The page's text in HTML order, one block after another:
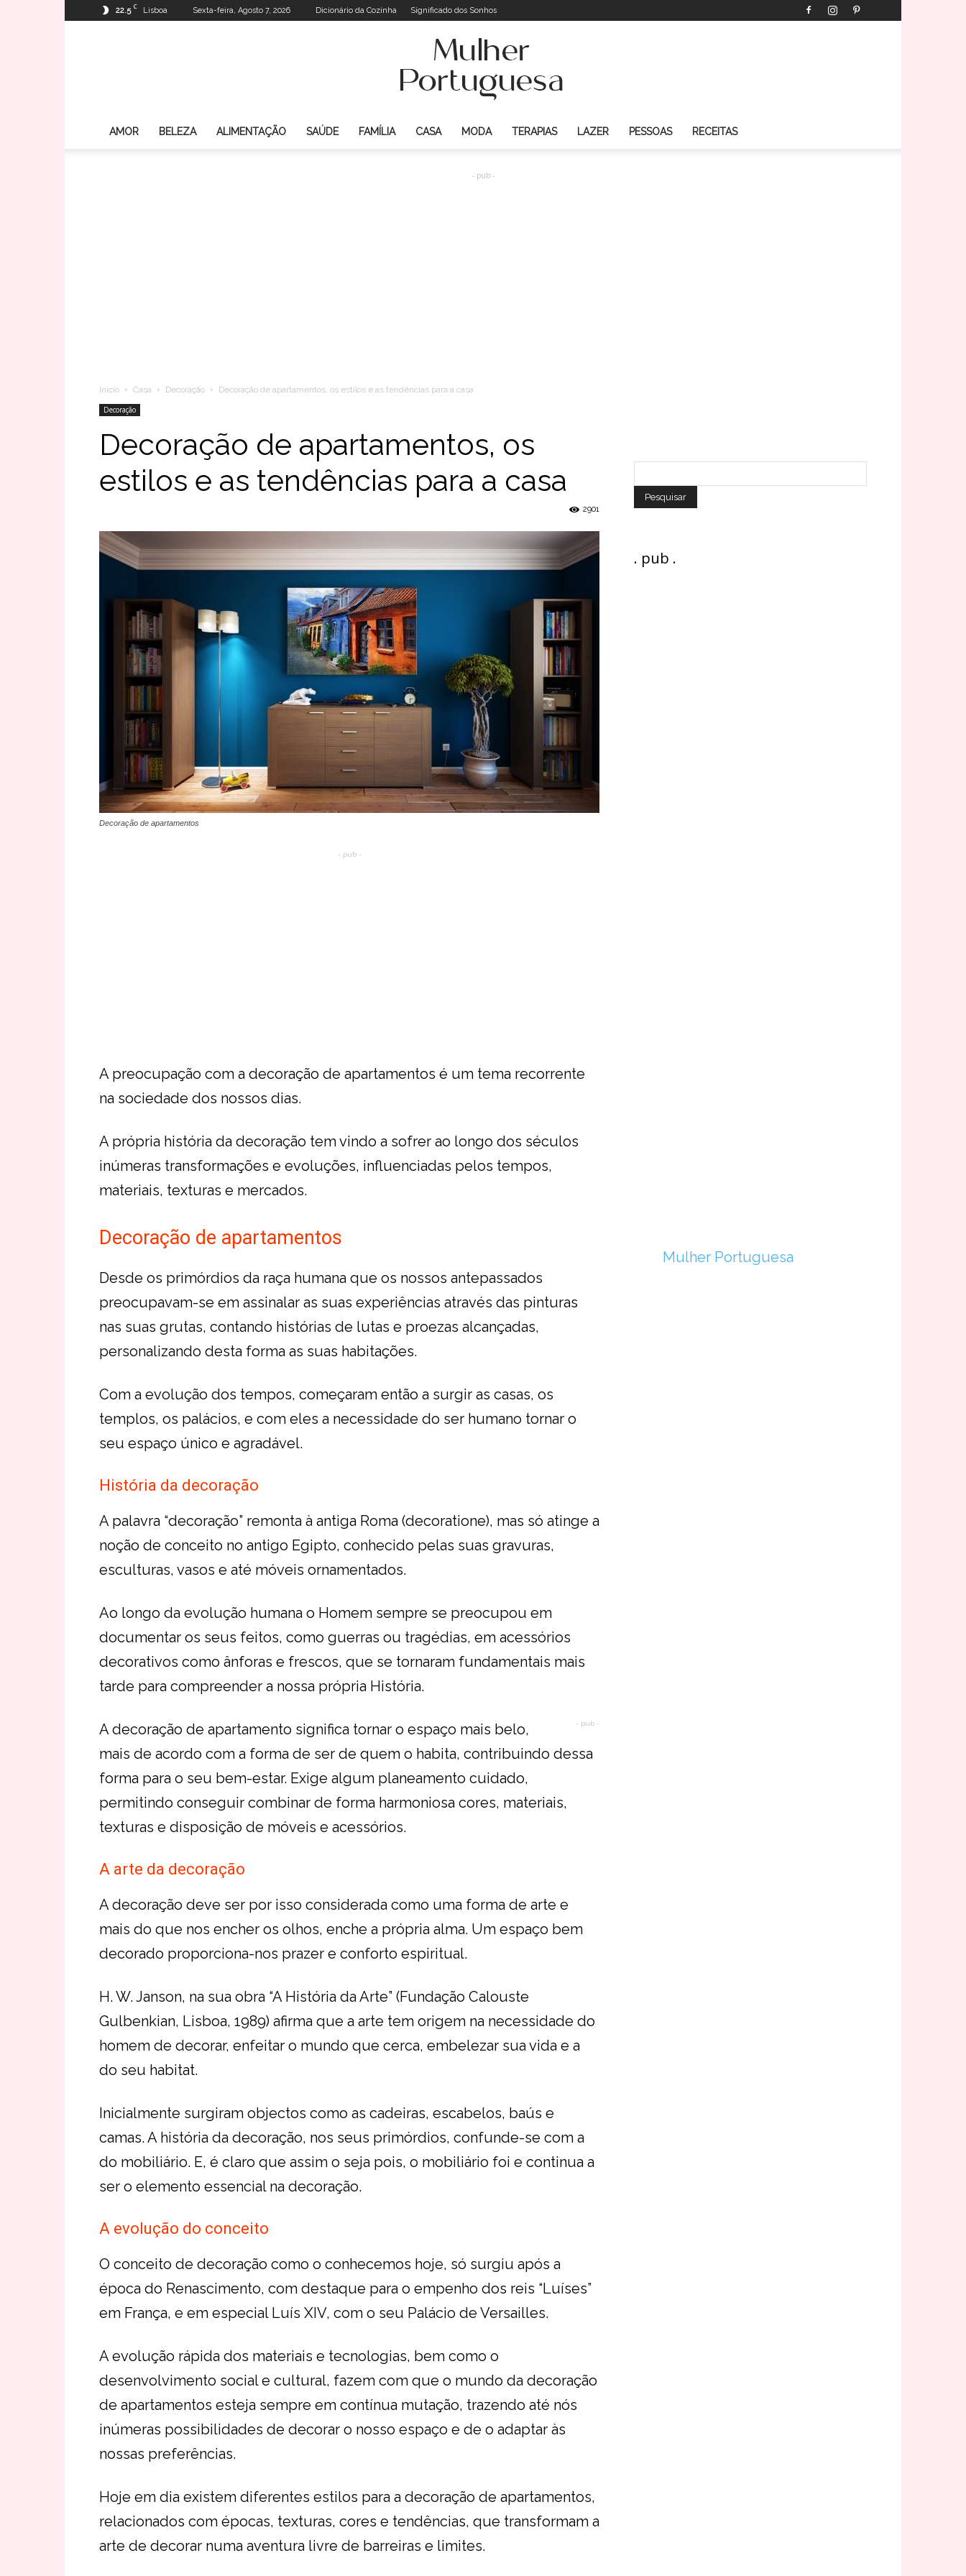
22.5 C Lisboa Sexta-feira, Agosto 7, 2026 Dicionário da Cozinha Significado dos Sonhos
AMOR BELEZA ALIMENTAÇÃO SAÚDE FAMÍLIA CASA MODA TERAPIAS LAZER PESSOAS RECEITAS
- pub -
Inicio Casa Decoração
Decoração de apartamentos, os estilos e as tendências para a casa
Decoração
Decoração de apartamentos, os
estilos e as tendências para a casa
2901
Decoração de apartamentos
- pub -
A preocupação com a decoração de apartamentos é um tema recorrente
na sociedade dos nossos dias.
A própria história da decoração tem vindo a sofrer ao longo dos séculos
inúmeras transformações e evoluções, influenciadas pelos tempos,
materiais, texturas e mercados.
Decoração de apartamentos
Desde os primórdios da raça humana que os nossos antepassados
preocupavam-se em assinalar as suas experiências através das pinturas
nas suas grutas, contando histórias de lutas e proezas alcançadas,
personalizando desta forma as suas habitações.
Com a evolução dos tempos, começaram então a surgir as casas, os
templos, os palácios, e com eles a necessidade do ser humano tornar o
seu espaço único e agradável.
História da decoração
A palavra “decoração” remonta à antiga Roma (decoratione), mas só atinge a
noção de conceito no antigo Egipto, conhecido pelas suas gravuras,
esculturas, vasos e até móveis ornamentados.
Ao longo da evolução humana o Homem sempre se preocupou em
documentar os seus feitos, como guerras ou tragédias, em acessórios
decorativos como ânforas e frescos, que se tornaram fundamentais mais
tarde para compreender a nossa própria História.
- pub -
A decoração de apartamento significa tornar o espaço mais belo,
mais de acordo com a forma de ser de quem o habita, contribuindo dessa
forma para o seu bem-estar. Exige algum planeamento cuidado,
permitindo conseguir combinar de forma harmoniosa cores, materiais,
texturas e disposição de móveis e acessórios.
A arte da decoração
A decoração deve ser por isso considerada como uma forma de arte e
mais do que nos encher os olhos, enche a própria alma. Um espaço bem
decorado proporciona-nos prazer e conforto espiritual.
H. W. Janson, na sua obra “A História da Arte” (Fundação Calouste
Gulbenkian, Lisboa, 1989) afirma que a arte tem origem na necessidade do
homem de decorar, enfeitar o mundo que cerca, embelezar sua vida e a
do seu habitat.
Inicialmente surgiram objectos como as cadeiras, escabelos, baús e
camas. A história da decoração, nos seus primórdios, confunde-se com a
do mobiliário. E, é claro que assim o seja pois, o mobiliário foi e continua a
ser o elemento essencial na decoração.
A evolução do conceito
O conceito de decoração como o conhecemos hoje, só surgiu após a
época do Renascimento, com destaque para o empenho dos reis “Luíses”
em França, e em especial Luís XIV, com o seu Palácio de Versailles.
A evolução rápida dos materiais e tecnologias, bem como o
desenvolvimento social e cultural, fazem com que o mundo da decoração
de apartamentos esteja sempre em contínua mutação, trazendo até nós
inúmeras possibilidades de decorar o nosso espaço e de o adaptar às
nossas preferências.
Hoje em dia existem diferentes estilos para a decoração de apartamentos,
relacionados com épocas, texturas, cores e tendências, que transformam a
arte de decorar numa aventura livre de barreiras e limites.
. pub .
Mulher Portuguesa